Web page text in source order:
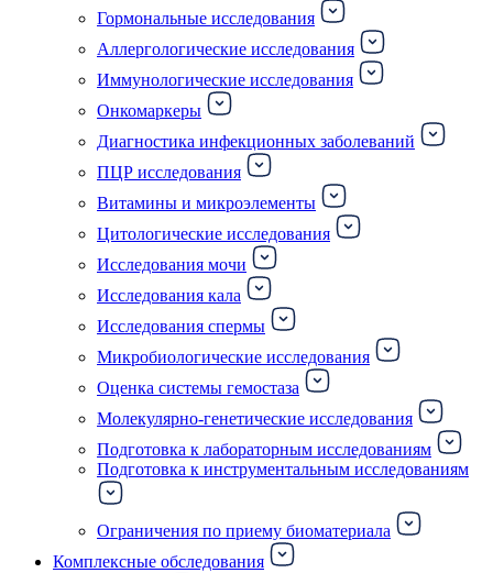
Гормональные исследования
Аллергологические исследования
Иммунологические исследования
Онкомаркеры
Диагностика инфекционных заболеваний
ПЦР исследования
Витамины и микроэлементы
Цитологические исследования
Исследования мочи
Исследования кала
Исследования спермы
Микробиологические исследования
Оценка системы гемостаза
Молекулярно-генетические исследования
Подготовка к лабораторным исследованиям
Подготовка к инструментальным исследованиям
Ограничения по приему биоматериала
Комплексные обследования